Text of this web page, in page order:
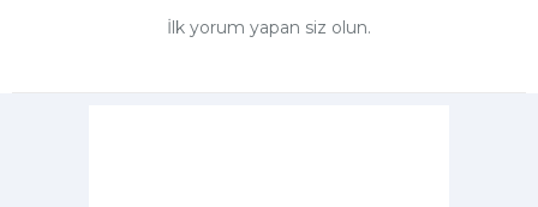
İlk yorum yapan siz olun.